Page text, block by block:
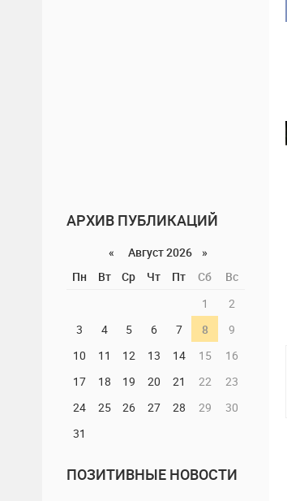
АРХИВ ПУБЛИКАЦИЙ
«
Август 2026 »
Пн
Вт Ср Чт Пт Сб
Вс
1
2
3
4 5 6 7 8
9
10
11 12 13 14 15
16
17
18 19 20 21 22
23
24
25 26 27 28 29
30
31
ПОЗИТИВНЫЕ НОВОСТИ